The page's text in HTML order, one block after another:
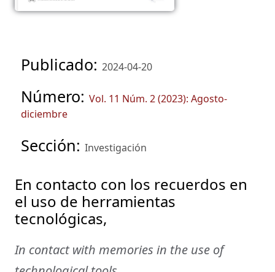
Publicado: 2024-04-20
Número: Vol. 11 Núm. 2 (2023): Agosto-
diciembre
Sección: Investigación
En contacto con los recuerdos en
el uso de herramientas
tecnológicas,
In contact with memories in the use of